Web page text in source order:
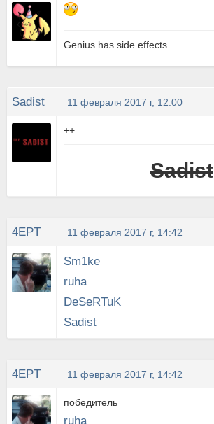
Genius has side effects.
Sadist 11 февраля 2017 г, 12:00
++
Sadist
4EPT 11 февраля 2017 г, 14:42
Sm1ke
ruha
DeSeRTuK
Sadist
4EPT 11 февраля 2017 г, 14:42
победитель
ruha